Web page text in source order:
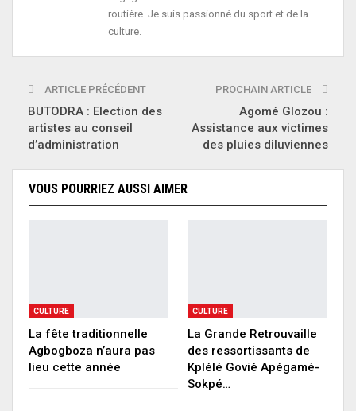
routière. Je suis passionné du sport et de la
culture.
ARTICLE PRÉCÉDENT
BUTODRA : Election des
artistes au conseil
d’administration
PROCHAIN ARTICLE
Agomé Glozou :
Assistance aux victimes
des pluies diluviennes
VOUS POURRIEZ AUSSI AIMER
CULTURE
La fête traditionnelle
Agbogboza n’aura pas
lieu cette année
CULTURE
La Grande Retrouvaille
des ressortissants de
Kplélé Govié Apégamé-
Sokpé…